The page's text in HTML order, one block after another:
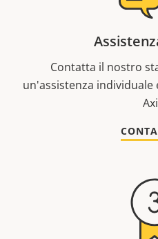
Contatta il nostro
un'assistenza